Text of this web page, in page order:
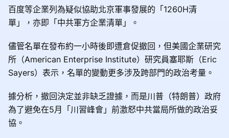
百度等企業列為疑似協助北京軍事發展的「1260H清
單」，亦即「中共軍方企業清單」。
儘管名單在發布約一小時後即遭倉促撤回，但美國企業研究
所（American Enterprise Institute）研究員塞耶斯（Eric
Sayers）表示，名單的變動更多涉及跨部門的政治考量。
據分析，撤回決定並非缺乏證據，而是川普（特朗普）政府
為了避免在5月「川習峰會」前激怒中共當局所做的政治妥
協。